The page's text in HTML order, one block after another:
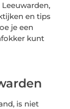
en tips
je een
kunt
is niet